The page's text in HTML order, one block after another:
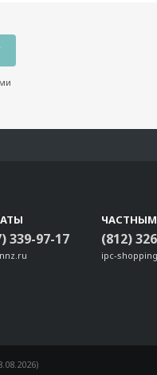
339-97-17 (812)
ipc-